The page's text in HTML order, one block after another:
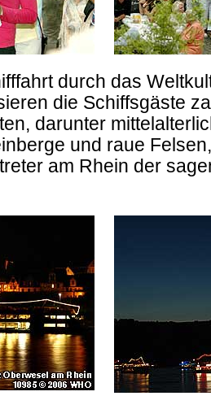
durch das
die Schiffsgäste
darunter
und raue
am Rhein der